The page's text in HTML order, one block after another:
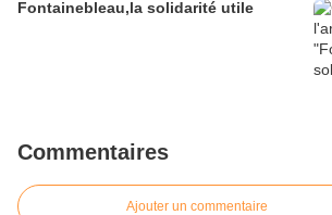
Fontainebleau,la solidarité utile
Commentaires
Ajouter un commentaire